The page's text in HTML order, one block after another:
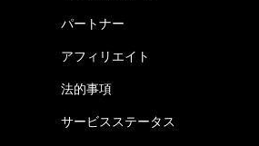
パートナー
アフィリエイト
法的事項
サービスステータス